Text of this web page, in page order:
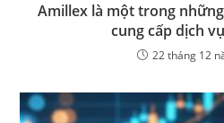
Amillex là một trong
cung cấp dịch
22 tháng 12